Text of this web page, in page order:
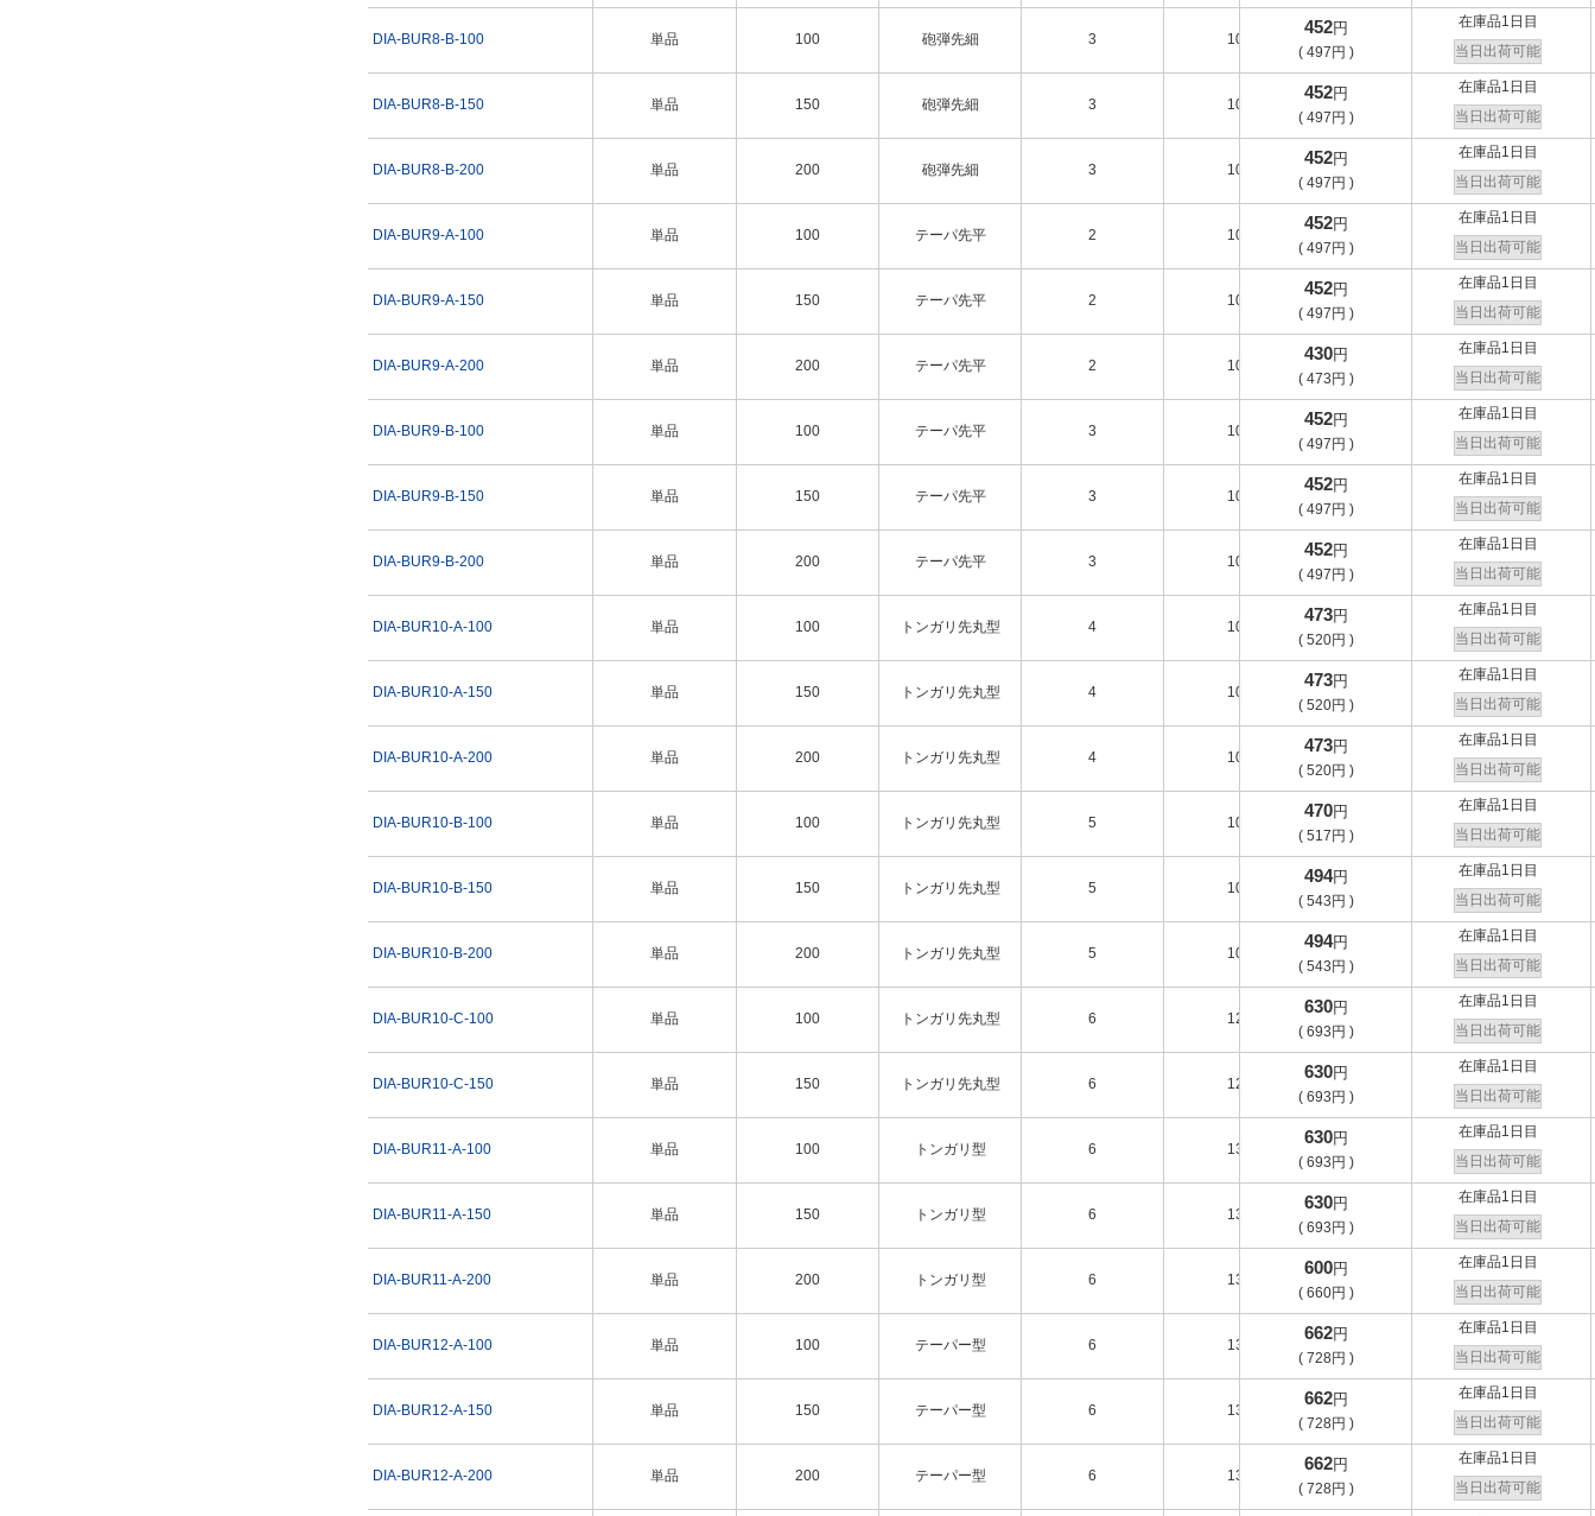
DIA-BUR8-B-100
DIA-BUR8-B-150
DIA-BUR8-B-200
DIA-BUR9-A-100
DIA-BUR9-A-150
DIA-BUR9-A-200
DIA-BUR9-B-100
DIA-BUR9-B-150
DIA-BUR9-B-200
DIA-BUR10-A-100
DIA-BUR10-A-150
DIA-BUR10-A-200
DIA-BUR10-B-100
DIA-BUR10-B-150
DIA-BUR10-B-200
DIA-BUR10-C-100
DIA-BUR10-C-150
DIA-BUR11-A-100
DIA-BUR11-A-150
DIA-BUR11-A-200
DIA-BUR12-A-100
DIA-BUR12-A-150
DIA-BUR12-A-200
単品 100 砲弾先細 3 10 B
単品 150 砲弾先細 3 10 B
単品 200 砲弾先細 3 10 B
単品 100 テーパ先平 2 10 A
単品 150 テーパ先平 2 10 A
単品 200 テーパ先平 2 10 A
単品 100 テーパ先平 3 10 B
単品 150 テーパ先平 3 10 B
単品 200 テーパ先平 3 10 B
単品 100 トンガリ先丸型 4 10 A
単品 150 トンガリ先丸型 4 10 A
単品 200 トンガリ先丸型 4 10 A
単品 100 トンガリ先丸型 5 10 B
単品 150 トンガリ先丸型 5 10 B
単品 200 トンガリ先丸型 5 10 B
単品 100 トンガリ先丸型 6 12 C
単品 150 トンガリ先丸型 6 12 C
単品 100 トンガリ型 6 13 A
単品 150 トンガリ型 6 13 A
単品 200 トンガリ型 6 13 A
単品 100 テーパー型 6 13 A
単品 150 テーパー型 6 13 A
単品 200 テーパー型 6 13 A
452円
( 497 円 )
在庫品1日目
当日出荷可能
452円
( 497 円 )
在庫品1日目
当日出荷可能
452円
( 497 円 )
在庫品1日目
当日出荷可能
452円
( 497 円 )
在庫品1日目
当日出荷可能
452円
( 497 円 )
在庫品1日目
当日出荷可能
430円
( 473 円 )
在庫品1日目
当日出荷可能
452円
( 497 円 )
在庫品1日目
当日出荷可能
452円
( 497 円 )
在庫品1日目
当日出荷可能
452円
( 497 円 )
在庫品1日目
当日出荷可能
473円
( 520円 )
在庫品1日目
当日出荷可能
473円
( 520円 )
在庫品1日目
当日出荷可能
473円
( 520円 )
在庫品1日目
当日出荷可能
470円
( 517 円 )
在庫品1日目
当日出荷可能
494円
( 543 円 )
在庫品1日目
当日出荷可能
494円
( 543 円 )
在庫品1日目
当日出荷可能
630円
( 693 円 )
在庫品1日目
当日出荷可能
630円
( 693 円 )
在庫品1日目
当日出荷可能
630円
( 693 円 )
在庫品1日目
当日出荷可能
630円
( 693 円 )
在庫品1日目
当日出荷可能
600円
( 660円 )
在庫品1日目
当日出荷可能
662円
( 728円 )
在庫品1日目
当日出荷可能
662円
( 728円 )
在庫品1日目
当日出荷可能
662円
( 728円 )
在庫品1日目
当日出荷可能